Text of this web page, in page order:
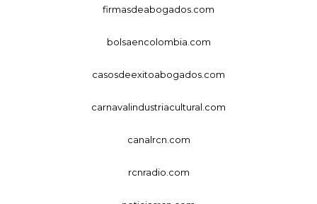
firmasdeabogados.com
bolsaencolombia.com
casosdeexitoabogados.com
carnavalindustriacultural.com
canalrcn.com
rcnradio.com